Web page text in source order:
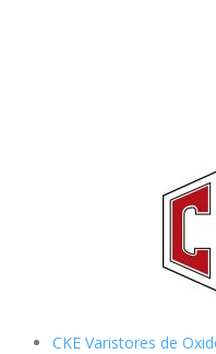
CKE Varistores de